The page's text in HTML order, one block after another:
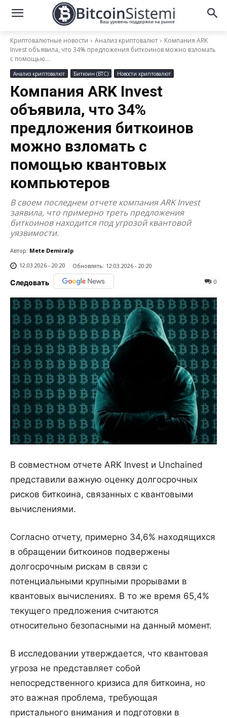
Криптовалютные новости Анализ криптовалют
Компания ARK
Invest объявила, что 34% предложения биткоинов можно взломать
с помощью...
Анализ криптовалют Биткоин (BTC) Новости криптовалют
Компания ARK Invest
объявила, что 34%
предложения биткоинов
можно взломать с
помощью квантовых
компьютеров
В своем последнем отчете компания ARK Invest
заявила, что примерно треть предложения
биткоинов находится под угрозой квантовой
уязвимости.
Автор: Mete Demiralp
12.03.2026 - 20:20
Обновлять: 12.03.2026 - 20:20
Следовать 0
В совместном отчете ARK Invest и Unchained
представили важную оценку долгосрочных
рисков биткоина, связанных с квантовыми
вычислениями.
Согласно отчету, примерно 34,6% находящихся
в обращении биткоинов подвержены
долгосрочным рискам в связи с
потенциальными крупными прорывами в
квантовых вычислениях. В то же время 65,4%
текущего предложения считаются
относительно безопасными на данный момент.
В исследовании утверждается, что квантовая
угроза не представляет собой
непосредственного кризиса для биткоина, но
это важная проблема, требующая
пристального внимания и подготовки в